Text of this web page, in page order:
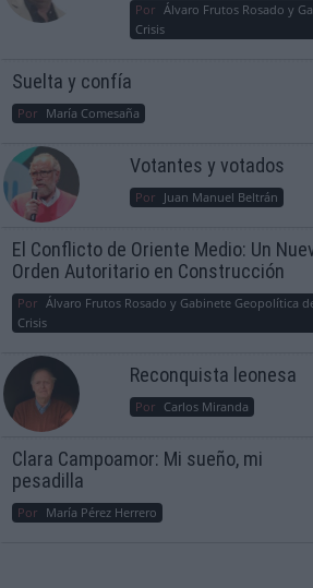
Por Álvaro Frutos Rosado y
Crisis
Suelta y confía
Por María Comesaña
Votantes y votados
Por Juan Manuel Beltrán
El Conflicto de Oriente Medio: Un
Orden Autoritario en Construcción
Por Álvaro Frutos Rosado y Gabinete Geopolítica
Crisis
Reconquista leonesa
Por Carlos Miranda
Clara Campoamor: Mi sueño, mi
pesadilla
Por María Pérez Herrero